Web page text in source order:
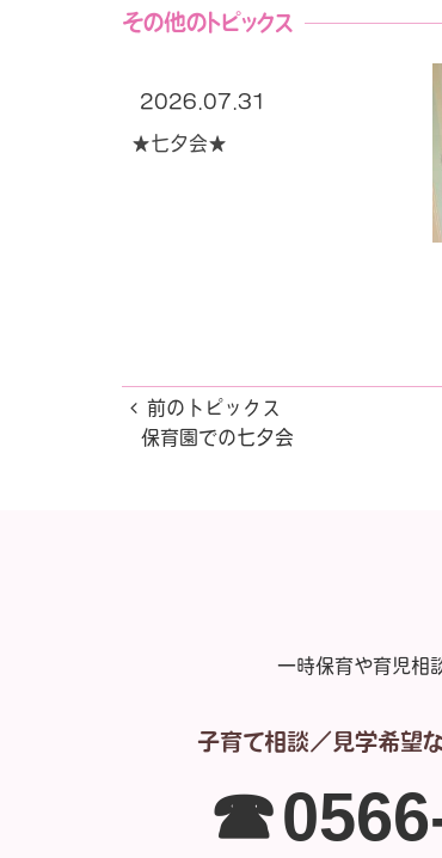
その他のトピックス
2026.07.31
★七夕会★
前のトピックス
保育園での七夕会
一時保育や育児相
子育て相談／見学希望な